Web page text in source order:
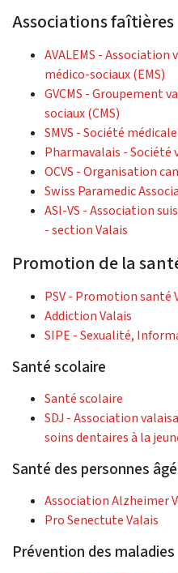
Associations faîtières
AVALEMS -
médico-sociaux (EMS)
GVCMS - Groupement
sociaux (CMS)
SMVS - Société
Pharmavalais - Société
OCVS - Organisation
Swiss Paramedic
ASI-VS - Association
- section Valais
Promotion de la
PSV - Promotion santé
Addiction Valais
SIPE - Sexualité,
Santé scolaire
Santé scolaire
SDJ - Association
soins dentaires à la
Santé des personnes
Association Alzheimer
Pro Senectute Valais
Prévention des maladies